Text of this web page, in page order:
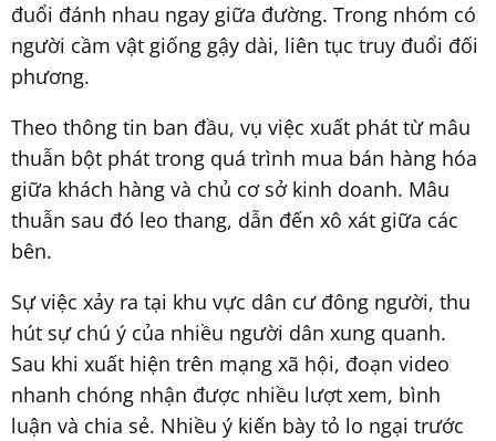
đuổi đánh nhau ngay giữa đường. Trong nhóm có
người cầm vật giống gậy dài, liên tục truy đuổi đối
phương.
Theo thông tin ban đầu, vụ việc xuất phát từ mâu
thuẫn bột phát trong quá trình mua bán hàng hóa
giữa khách hàng và chủ cơ sở kinh doanh. Mâu
thuẫn sau đó leo thang, dẫn đến xô xát giữa các
bên.
Sự việc xảy ra tại khu vực dân cư đông người, thu
hút sự chú ý của nhiều người dân xung quanh.
Sau khi xuất hiện trên mạng xã hội, đoạn video
nhanh chóng nhận được nhiều lượt xem, bình
luận và chia sẻ. Nhiều ý kiến bày tỏ lo ngại trước